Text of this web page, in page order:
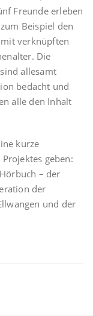
Freunde erleben
Beispiel den
verknüpften
Die
allesamt
bedacht und
alle den Inhalt
kurze
geben:
– der
der
und der